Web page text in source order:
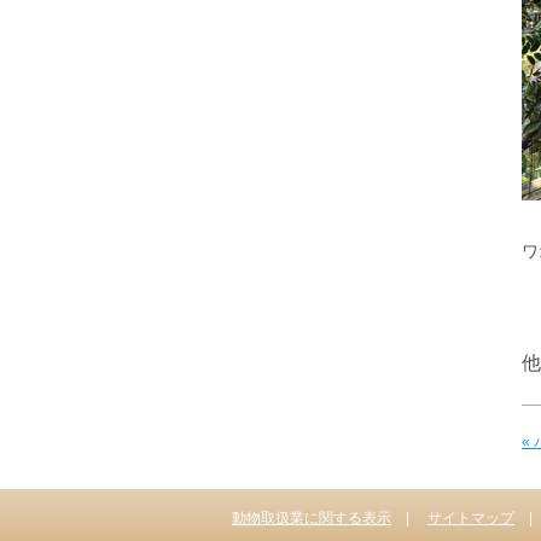
«
動物取扱業に関する表示 サイトマップ